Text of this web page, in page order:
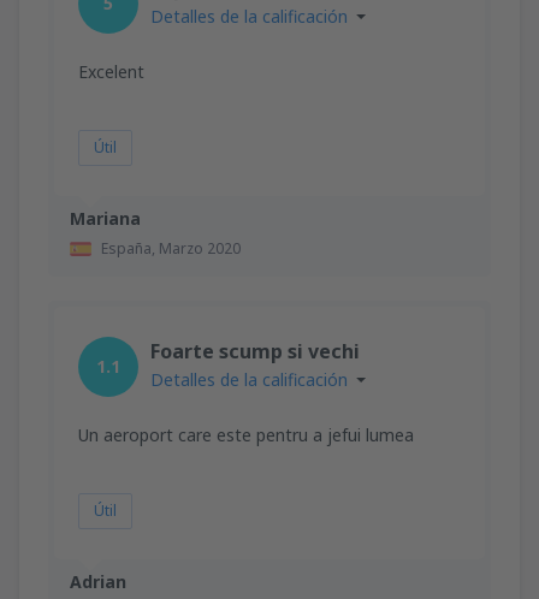
Mariana
España, Marzo 2020
Detalles de la calificación
Excelent
Útil
Adrian
1.1
Foarte scump si vechi
Detalles de la calificación
Un aeroport care este pentru a jefui lumea
Útil